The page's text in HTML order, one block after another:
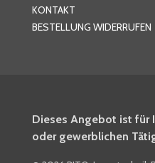
KONTAKT
BESTELLUNG WIDERRUFEN
Dieses Angebot ist für
oder gewerblichen